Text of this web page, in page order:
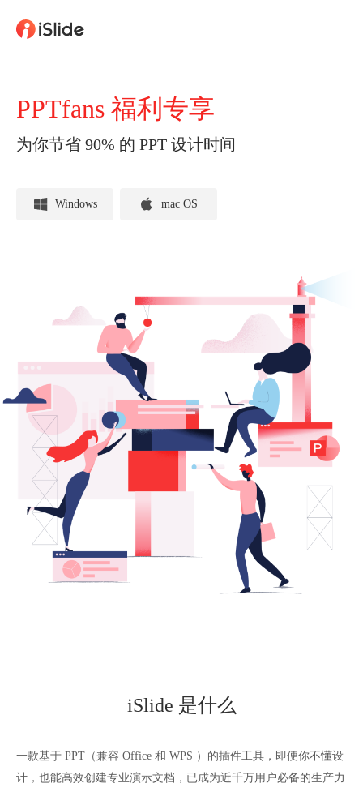
PPTfans 福利专享
为你节省 90% 的 PPT 设计时间
Windows mac OS
iSlide 是什么
一款基于 PPT（兼容 Office 和 WPS ）的插件工具，即便你不懂设
计，也能高效创建专业演示文档，已成为近千万用户必备的生产力